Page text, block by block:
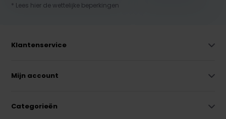
* Lees hier de wettelijke beperkingen
Klantenservice
Mijn account
Categorieën